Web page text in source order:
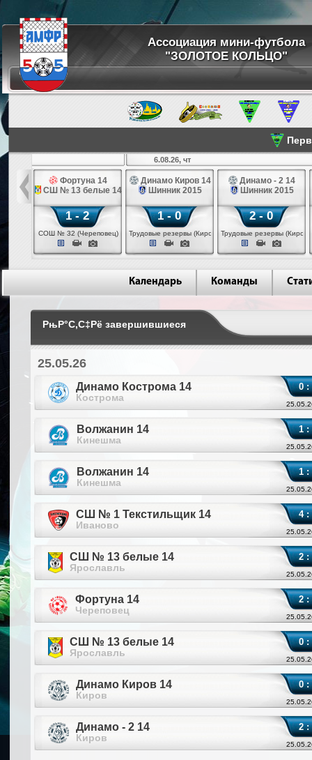
Ассоциация мини-футбола
"ЗОЛОТОЕ КОЛЬЦО"
14
Фортуна 14
СШ № 13 белые 14
1 - 2
СОШ № 32 (Череповец)
6.08.26, чт
Динамо Киров 14
Шинник 2015
1 - 0
Трудовые резервы (Киров)
Динамо - 2 14
Шинник 2015
2 - 0
Трудовые резервы (Киров)
Календарь Команды
РњР°С‚С‡Рё завершившиеся
25.05.26
Динамо Кострома 14
Кострома
0 :
Волжанин 14
Кинешма
1 :
Волжанин 14
Кинешма
1 :
СШ № 1 Текстильщик 14
Иваново
4 :
СШ № 13 белые 14
Ярославль
2 :
Фортуна 14
Череповец
2 :
СШ № 13 белые 14
Ярославль
0 :
Динамо Киров 14
Киров
0 :
Динамо - 2 14
Киров
2 :